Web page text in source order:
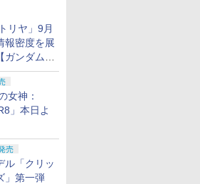
リヤ」9月
報密度を展
ンダムベ
女神：
」本日よ
売
ル「クリッ
」第一弾